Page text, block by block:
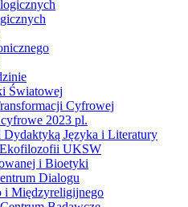
Światowej
Cyfrowej
2023 pl.
Dydaktyką Języka i Literatury
UKSW
i Bioetyki
Dialogu
i Międzyreligijnego